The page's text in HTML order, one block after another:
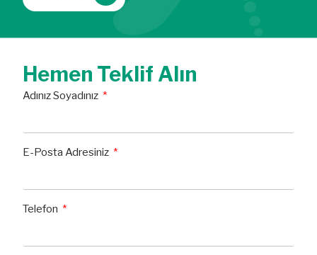
Hemen Teklif Alın
Adınız Soyadınız
E-Posta Adresiniz
Telefon